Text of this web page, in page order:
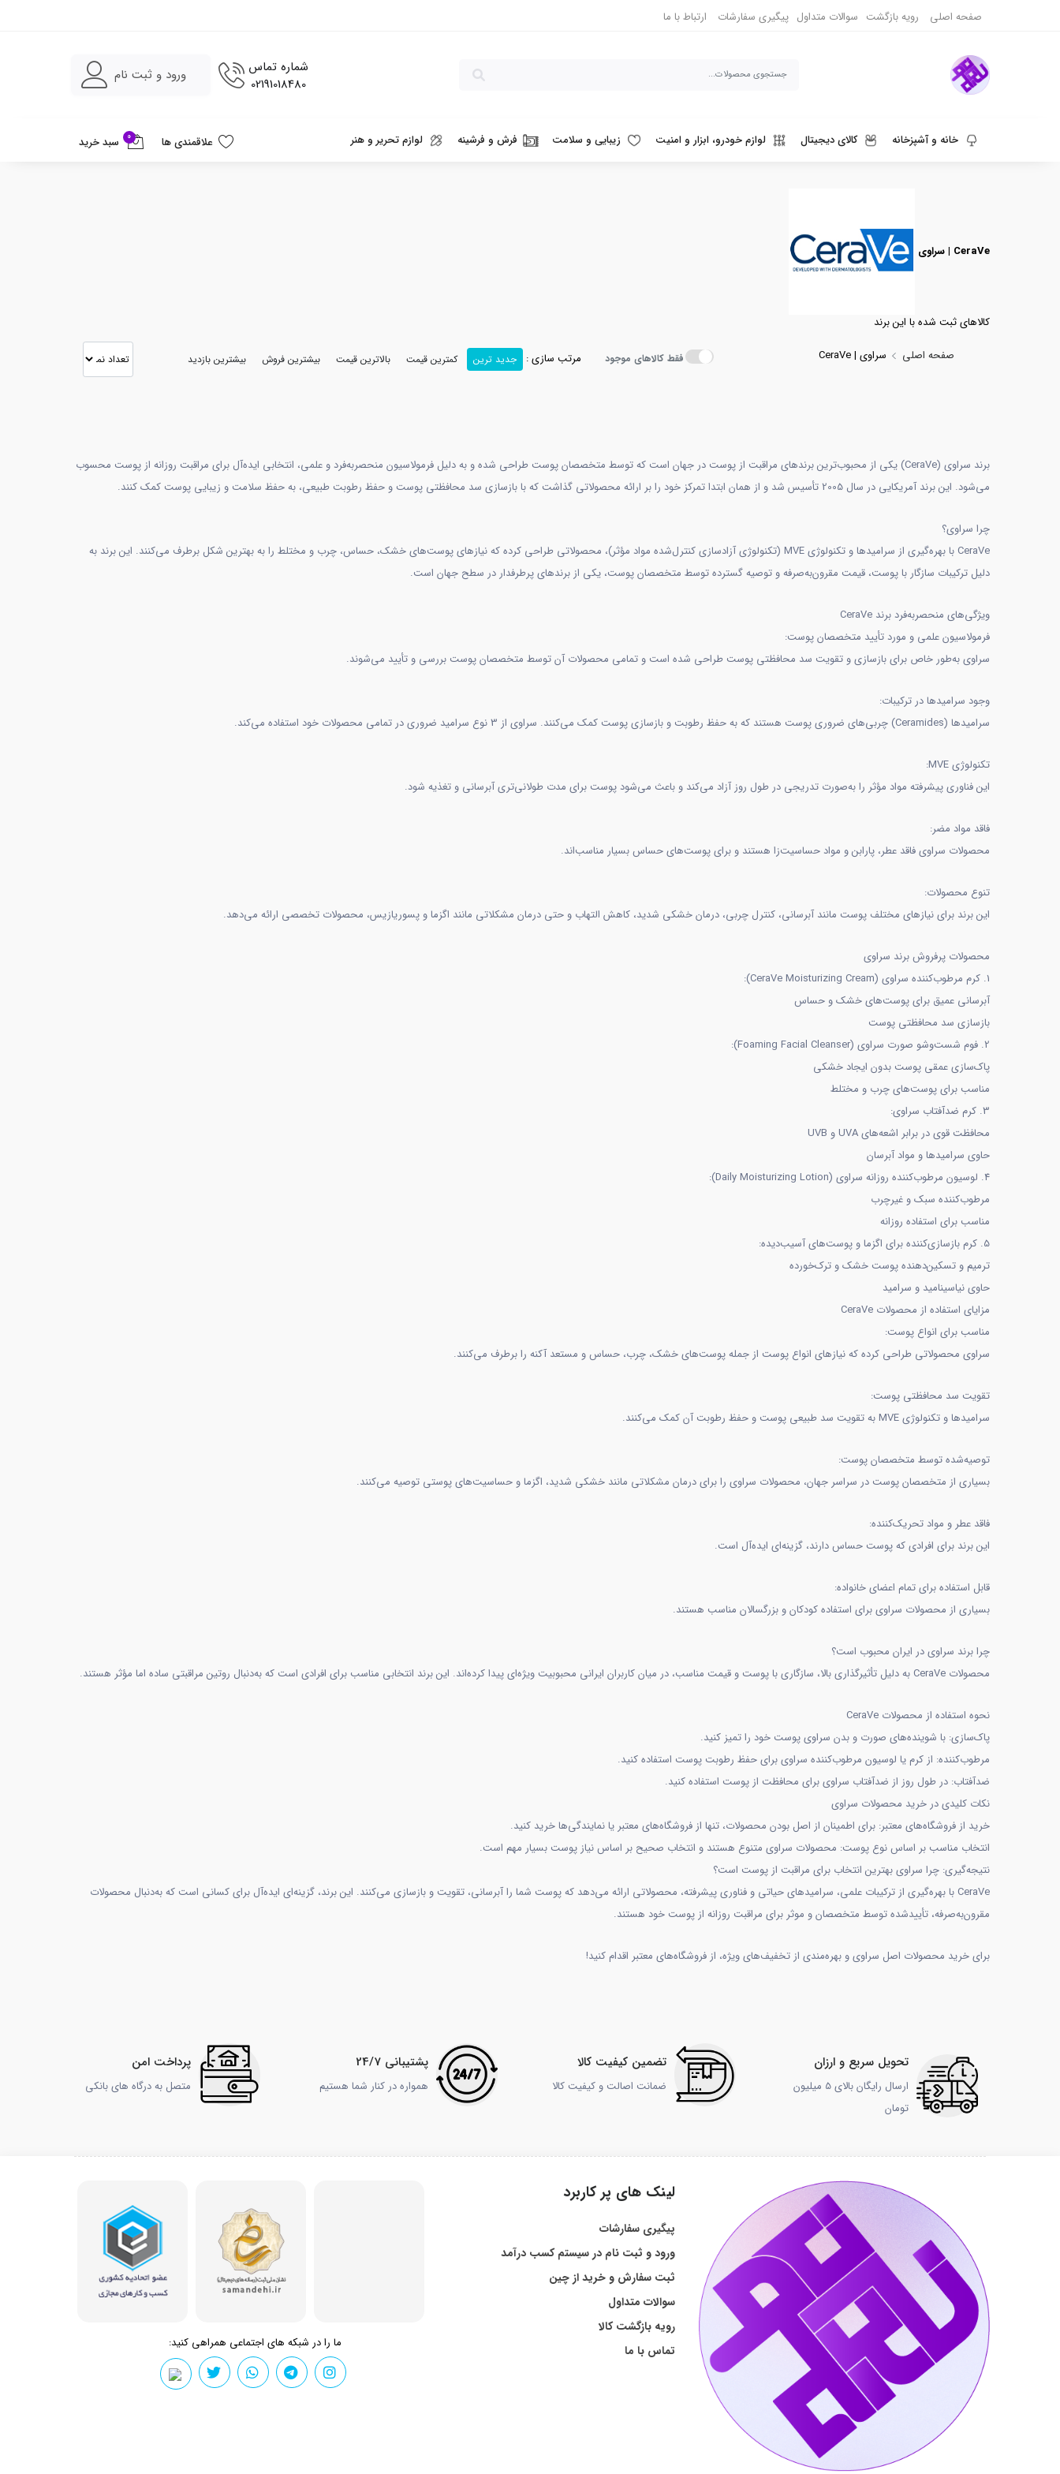
صفحه اصلی رویه بازگشت سوالات متداول پیگیری سفارشات ارتباط با ما
شماره تماس
02191018480
ورود و ثبت نام
خانه و آشپزخانه کالای دیجیتال لوازم خودرو، ابزار و امنیت زیبایی و سلامت فرش و فرشینه لوازم تحریر و هنر علاقمندی ها 0 سبد خرید
سراوی | CeraVe
کالاهای ثبت شده با این برند
صفحه اصلی
سراوی | CeraVe فقط کالاهای موجود مرتب سازی : جدید ترین کمترین قیمت بالاترین قیمت بیشترین فروش بیشترین بازدید
برند سراوی (CeraVe) یکی از محبوب‌ترین برندهای مراقبت از پوست در جهان است که توسط متخصصان پوست طراحی شده و به دلیل فرمولاسیون منحصربه‌فرد و علمی، انتخابی ایده‌آل برای مراقبت روزانه از پوست محسوب
می‌شود. این برند آمریکایی در سال 2005 تأسیس شد و از همان ابتدا تمرکز خود را بر ارائه محصولاتی گذاشت که با بازسازی سد محافظتی پوست و حفظ رطوبت طبیعی، به حفظ سلامت و زیبایی پوست کمک کنند.
چرا سراوی؟
CeraVe با بهره‌گیری از سرامیدها و تکنولوژی MVE (تکنولوژی آزادسازی کنترل‌شده مواد مؤثر)، محصولاتی طراحی کرده که نیازهای پوست‌های خشک، حساس، چرب و مختلط را به بهترین شکل برطرف می‌کنند. این برند به
دلیل ترکیبات سازگار با پوست، قیمت مقرون‌به‌صرفه و توصیه گسترده توسط متخصصان پوست، یکی از برندهای پرطرفدار در سطح جهان است.
ویژگی‌های منحصربه‌فرد برند CeraVe
فرمولاسیون علمی و مورد تأیید متخصصان پوست:
سراوی به‌طور خاص برای بازسازی و تقویت سد محافظتی پوست طراحی شده است و تمامی محصولات آن توسط متخصصان پوست بررسی و تأیید می‌شوند.
وجود سرامیدها در ترکیبات:
سرامیدها (Ceramides) چربی‌های ضروری پوست هستند که به حفظ رطوبت و بازسازی پوست کمک می‌کنند. سراوی از 3 نوع سرامید ضروری در تمامی محصولات خود استفاده می‌کند.
تکنولوژی MVE:
این فناوری پیشرفته مواد مؤثر را به‌صورت تدریجی در طول روز آزاد می‌کند و باعث می‌شود پوست برای مدت طولانی‌تری آبرسانی و تغذیه شود.
فاقد مواد مضر:
محصولات سراوی فاقد عطر، پارابن و مواد حساسیت‌زا هستند و برای پوست‌های حساس بسیار مناسب‌اند.
تنوع محصولات:
این برند برای نیازهای مختلف پوست مانند آبرسانی، کنترل چربی، درمان خشکی شدید، کاهش التهاب و حتی درمان مشکلاتی مانند اگزما و پسوریازیس، محصولات تخصصی ارائه می‌دهد.
محصولات پرفروش برند سراوی
1. کرم مرطوب‌کننده سراوی (CeraVe Moisturizing Cream):
آبرسانی عمیق برای پوست‌های خشک و حساس
بازسازی سد محافظتی پوست
2. فوم شست‌وشو صورت سراوی (Foaming Facial Cleanser):
پاک‌سازی عمقی پوست بدون ایجاد خشکی
مناسب برای پوست‌های چرب و مختلط
3. کرم ضدآفتاب سراوی:
محافظت قوی در برابر اشعه‌های UVA و UVB
حاوی سرامیدها و مواد آبرسان
4. لوسیون مرطوب‌کننده روزانه سراوی (Daily Moisturizing Lotion):
مرطوب‌کننده سبک و غیرچرب
مناسب برای استفاده روزانه
5. کرم بازسازی‌کننده برای اگزما و پوست‌های آسیب‌دیده:
ترمیم و تسکین‌دهنده پوست خشک و ترک‌خورده
حاوی نیاسینامید و سرامید
مزایای استفاده از محصولات CeraVe
مناسب برای انواع پوست:
سراوی محصولاتی طراحی کرده که نیازهای انواع پوست از جمله پوست‌های خشک، چرب، حساس و مستعد آکنه را برطرف می‌کنند.
تقویت سد محافظتی پوست:
سرامیدها و تکنولوژی MVE به تقویت سد طبیعی پوست و حفظ رطوبت آن کمک می‌کنند.
توصیه‌شده توسط متخصصان پوست:
بسیاری از متخصصان پوست در سراسر جهان، محصولات سراوی را برای درمان مشکلاتی مانند خشکی شدید، اگزما و حساسیت‌های پوستی توصیه می‌کنند.
فاقد عطر و مواد تحریک‌کننده:
این برند برای افرادی که پوست حساس دارند، گزینه‌ای ایده‌آل است.
قابل استفاده برای تمام اعضای خانواده:
بسیاری از محصولات سراوی برای استفاده کودکان و بزرگسالان مناسب هستند.
چرا برند سراوی در ایران محبوب است؟
محصولات CeraVe به دلیل تأثیرگذاری بالا، سازگاری با پوست و قیمت مناسب، در میان کاربران ایرانی محبوبیت ویژه‌ای پیدا کرده‌اند. این برند انتخابی مناسب برای افرادی است که به‌دنبال روتین مراقبتی ساده اما مؤثر هستند.
نحوه استفاده از محصولات CeraVe
پاک‌سازی: با شوینده‌های صورت و بدن سراوی پوست خود را تمیز کنید.
مرطوب‌کننده: از کرم یا لوسیون مرطوب‌کننده سراوی برای حفظ رطوبت پوست استفاده کنید.
ضدآفتاب: در طول روز از ضدآفتاب سراوی برای محافظت از پوست استفاده کنید.
نکات کلیدی در خرید محصولات سراوی
خرید از فروشگاه‌های معتبر: برای اطمینان از اصل بودن محصولات، تنها از فروشگاه‌های معتبر یا نمایندگی‌ها خرید کنید.
انتخاب مناسب بر اساس نوع پوست: محصولات سراوی متنوع هستند و انتخاب صحیح بر اساس نیاز پوست بسیار مهم است.
نتیجه‌گیری: چرا سراوی بهترین انتخاب برای مراقبت از پوست است؟
CeraVe با بهره‌گیری از ترکیبات علمی، سرامیدهای حیاتی و فناوری پیشرفته، محصولاتی ارائه می‌دهد که پوست شما را آبرسانی، تقویت و بازسازی می‌کنند. این برند، گزینه‌ای ایده‌آل برای کسانی است که به‌دنبال محصولات
مقرون‌به‌صرفه، تأییدشده توسط متخصصان و موثر برای مراقبت روزانه از پوست خود هستند.
برای خرید محصولات اصل سراوی و بهره‌مندی از تخفیف‌های ویژه، از فروشگاه‌های معتبر اقدام کنید!
تحویل سریع و ارزان
ارسال رایگان بالای 5 میلیون
تومان
تضمین کیفیت کالا
ضمانت اصالت و کیفیت کالا
پشتیبانی 24/7
همواره در کنار شما هستیم
پرداخت امن
متصل به درگاه های بانکی
لینک های پر کاربرد
پیگیری سفارشات
ورود و ثبت نام در سیستم کسب درآمد
ثبت سفارش و خرید از چین
سوالات متداول
رویه بازگشت کالا
تماس با ما
ما را در شبکه های اجتماعی همراهی کنید: